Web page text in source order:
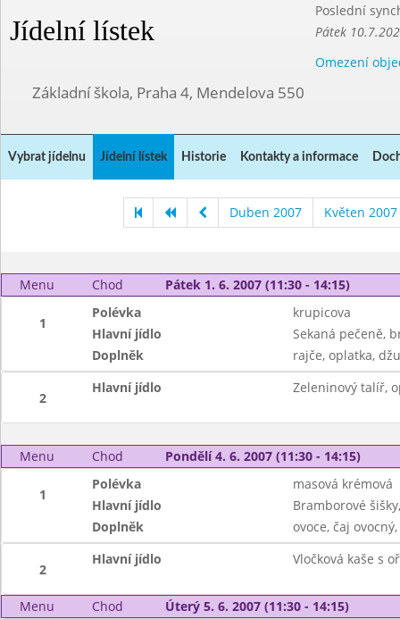
Jídelní lístek
Poslední
Pátek
Omezení
Základní škola, Praha 4, Mendelova 550
Vybrat jídelnu Jídelní lístek Historie Kontakty a informace
Duben 2007 Květen 2007
Menu Chod Pátek 1. 6. 2007 (11:30 - 14:15)
1
Polévka
krupicova
Hlavní jídlo
Sekaná pečeně,
Doplněk
rajče, oplatka,
2
Hlavní jídlo Zeleninový talíř,
Menu Chod Pondělí 4. 6. 2007 (11:30 - 14:15)
1
Polévka
masová krémová
Hlavní jídlo
Bramborové
Doplněk
ovoce, čaj
2
Hlavní jídlo Vločková kaše s
Menu Chod Úterý 5. 6. 2007 (11:30 - 14:15)